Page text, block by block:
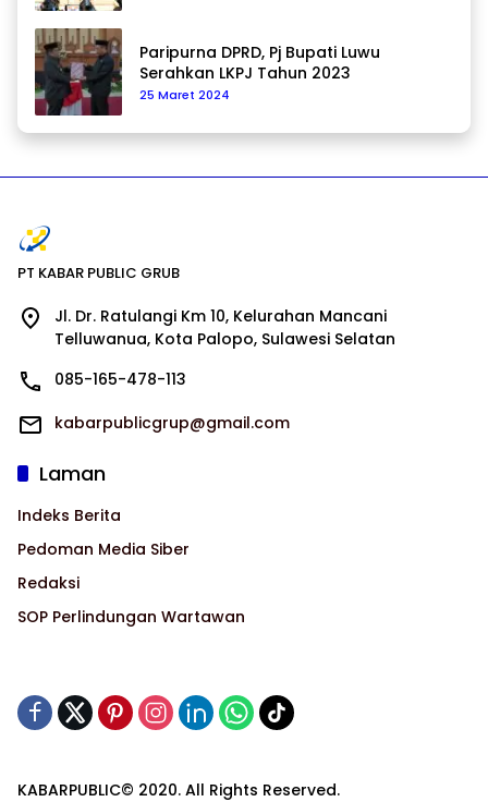
Paripurna DPRD, Pj Bupati Luwu
Serahkan LKPJ Tahun 2023
25 Maret 2024
PT KABAR PUBLIC GRUB
Jl. Dr. Ratulangi Km 10, Kelurahan Mancani
Telluwanua, Kota Palopo, Sulawesi Selatan
085-165-478-113
kabarpublicgrup@gmail.com
Laman
Indeks Berita
Pedoman Media Siber
Redaksi
SOP Perlindungan Wartawan
KABARPUBLIC© 2020. All Rights Reserved.